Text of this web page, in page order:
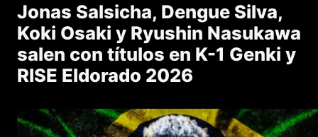
Jonas Salsicha, Dengue Silva,
Koki Osaki y Ryushin Nasukawa
salen con títulos en K-1 Genki y
RISE Eldorado 2026